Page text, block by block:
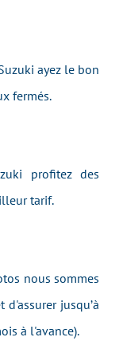
ayez le bon
fermés.
profitez des
tarif.
nous sommes
jusqu’à
à l'avance).